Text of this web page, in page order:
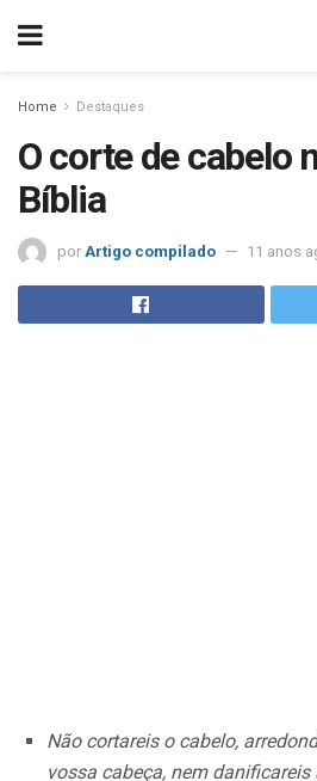
Home Destaques
O corte de cabelo
Bíblia
por Artigo compilado 11 anos
Não cortareis o cabelo,
vossa cabeça, nem